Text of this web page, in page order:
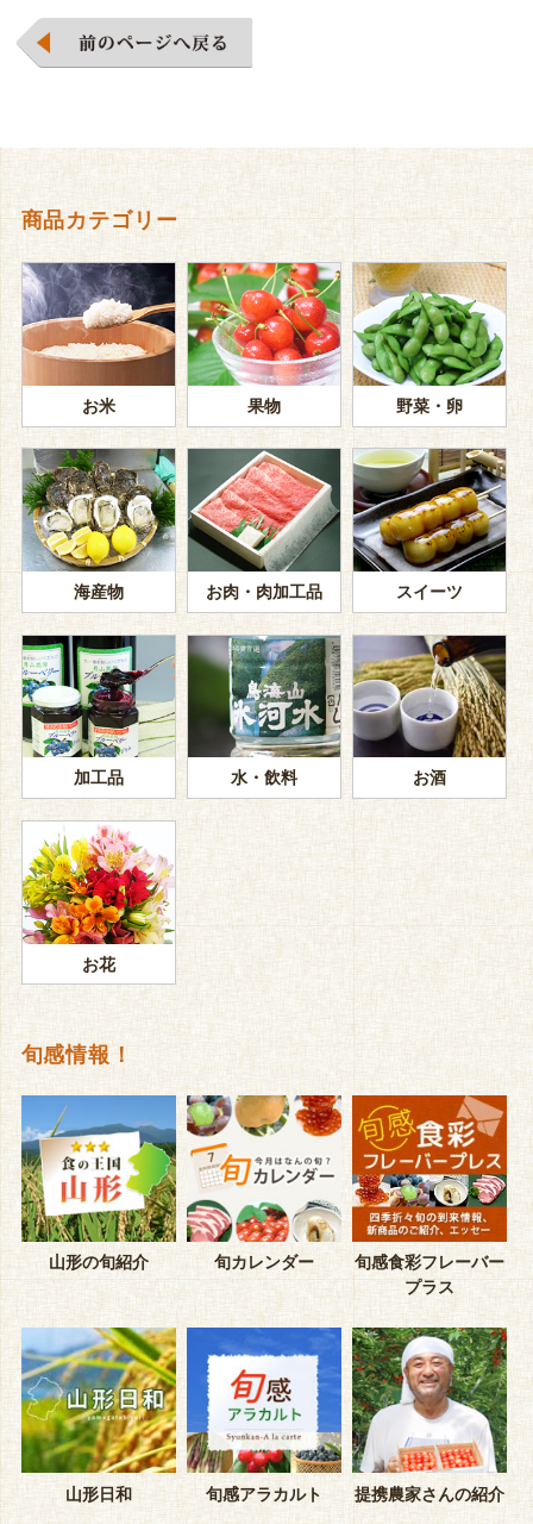
商品カテゴリー
お米 果物 野菜・卵
海産物 お肉・肉加工品 スイーツ
加工品 水・飲料 お酒
お花
旬感情報！
山形の旬紹介 旬カレンダー
旬感食彩フレーバー
プラス
山形日和 旬感アラカルト 提携農家さんの紹介